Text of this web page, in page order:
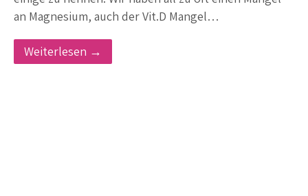
an Magnesium, auch der Vit.D Mangel…
Weiterlesen →